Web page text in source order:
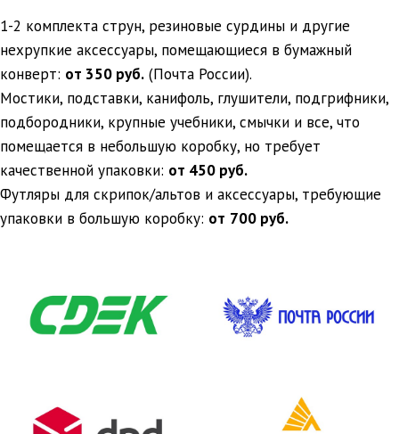
1-2 комплекта струн, резиновые сурдины и другие
нехрупкие аксессуары, помещающиеся в бумажный
конверт: от 350 руб. (Почта России).
Мостики, подставки, канифоль, глушители, подгрифники,
подбородники, крупные учебники, смычки и все, что
помещается в небольшую коробку, но требует
качественной упаковки: от 450 руб.
Футляры для скрипок/альтов и аксессуары, требующие
упаковки в большую коробку: от 700 руб.